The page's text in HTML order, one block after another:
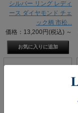
シルバー リング レディ
ース ダイヤモンド チェ
ック柄 市松...
価格：13,200円(税込) ～